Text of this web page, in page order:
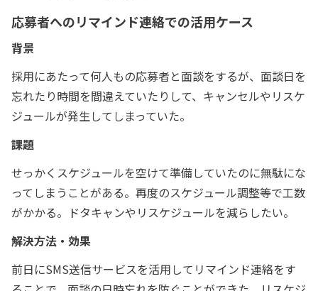
応募者へのリマインド連絡での活用ケース
背景
採用にあたって何人もの応募者と面談をするが、面談日を
忘れたり時間を間違えていたりして、キャンセルやリスケ
ジュールが発生してしまっていた。
課題
せっかくスケジュールを空けて準備していたのに無駄にな
ってしまうことがある。再度のスケジュール調整等で工数
がかかる。ドタキャンやリスケジュールを減らしたい。
解決方法・効果
前日にSMS送信サービスを活用してリマインド連絡をす